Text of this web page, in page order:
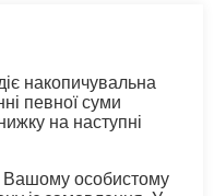
накопичувальна
певної суми
на наступні
Вашому особистому